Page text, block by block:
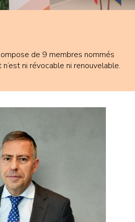
de 9 membres nommés
ni révocable ni renouvelable.